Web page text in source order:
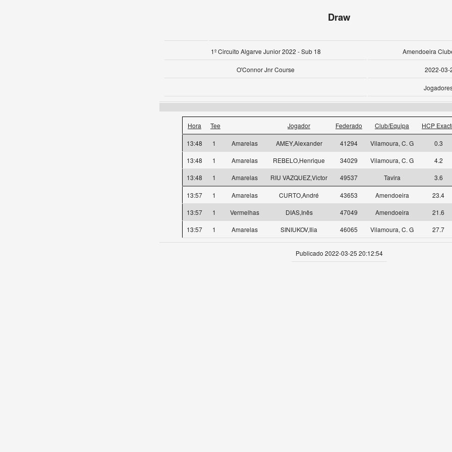
Draw
1º Circuito Algarve Junior 2022 - Sub 18 Amendoeira
O'Connor Jnr Course 2022-03-
Hora Tee Jogador Federado Club/Equipa HCP
13:48 1 Amarelas AMEY,Alexander 41294 Vilamoura, C. G
0.3
13:48
1 Amarelas REBELO,Henrique 34029 Vilamoura, C. G
4.2
13:48
1 Amarelas RIU VAZQUEZ,Victor 49537 Tavira 3.6
13:57 1 Amarelas CURTO,André 43653 Amendoeira
23.4
13:57
1 Vermelhas DIAS,Inês 47049 Amendoeira
21.6
13:57
1 Amarelas SINIUKOV,Ilia 46065 Vilamoura, C. G 27.7
Publicado 2022-03-25 20:12:54